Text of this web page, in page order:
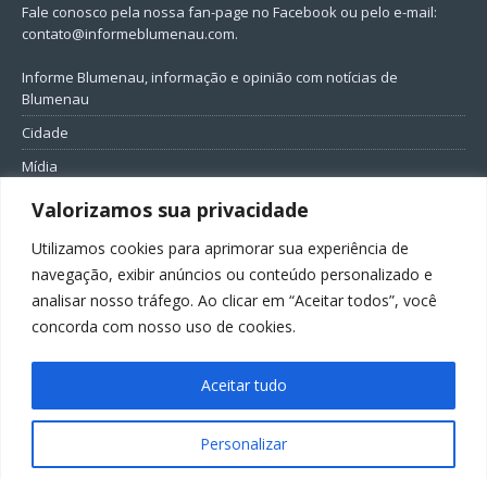
Valorizamos sua privacidade
Utilizamos cookies para aprimorar sua experiência de
navegação, exibir anúncios ou conteúdo personalizado e
analisar nosso tráfego. Ao clicar em “Aceitar todos”, você
concorda com nosso uso de cookies.
Personalizar
Aceitar tudo
Fale conosco pela nossa fan-page no Facebook ou pelo e-mail:
contato@informeblumenau.com.
Informe Blumenau, informação e opinião com notícias de
Blumenau
Cidade
Mídia
Entretenimento
Política